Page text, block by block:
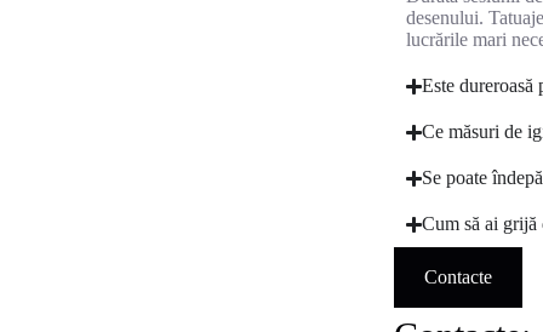
desenului.
lucrările mari
Este dureroasă
Ce măsuri de
Se poate
Cum să ai grijă
Contacte